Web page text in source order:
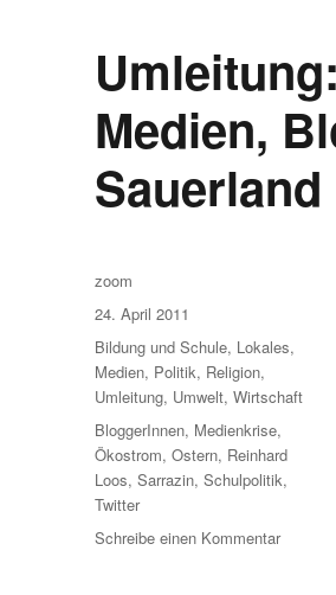
Medien,
Autor
zoom
Veröffentlicht
am
24. April 2011
Kategorien
Bildung und Schule, Lokales,
Medien, Politik, Religion,
Umleitung, Umwelt,Wirtschaft
Schlagwörter
BloggerInnen, Medienkrise,
Ökostrom,Ostern, Reinhard
Loos,Sarrazin,Schulpolitik,
Twitter
Schreibe einen Kommentarzu